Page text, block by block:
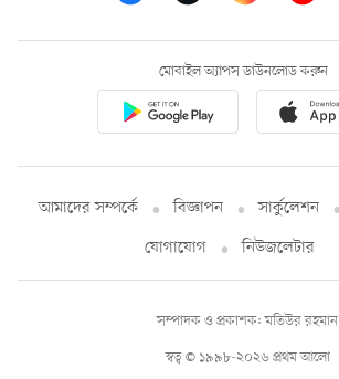
মোবাইল অ্যাপস ডাউনলোড করুন
আমাদের সম্পর্কে বিজ্ঞাপন সার্কুলেশন
যোগাযোগ
নিউজলেটার
স্বত্ব © ১৯৯৮-২০২৬ প্রথম আলো
সম্পাদক ও প্রকাশক: মতিউর রহমান